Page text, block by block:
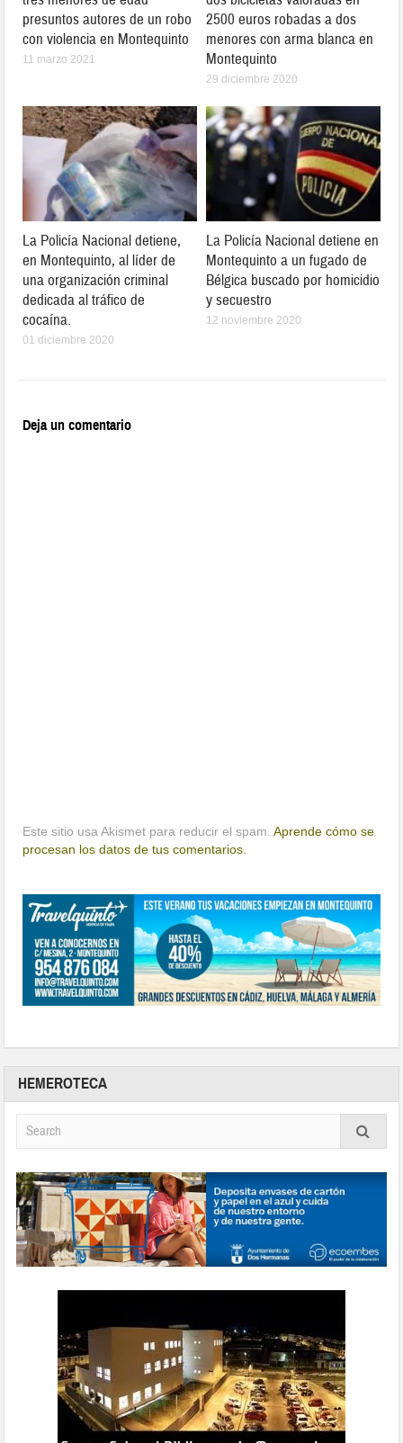
presuntos autores de un robo
con violencia en Montequinto
11 marzo 2021
2500 euros robadas a dos
menores con arma blanca en
Montequinto
29 diciembre 2020
La Policía Nacional detiene,
en Montequinto, al líder de
una organización criminal
dedicada al tráfico de
cocaína.
01 diciembre 2020
La Policía Nacional detiene en
Montequinto a un fugado de
Bélgica buscado por homicidio
y secuestro
12 noviembre 2020
Deja un comentario
Este sitio usa Akismet para reducir el spam.Aprende cómo se
procesan los datos de tus comentarios.
HEMEROTECA